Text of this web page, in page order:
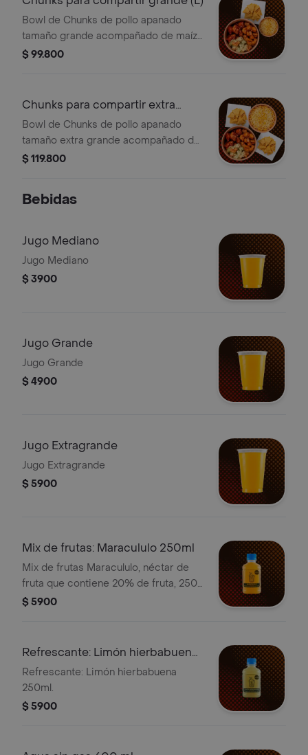
Bowl de Chunks de pollo apanado
tamaño grande acompañado de maíz
dulce con queso y nachos.(Sugerido
$ 99.800
Chunks para compartir extra
grande (XL)
Bowl de Chunks de pollo apanado
tamaño extra grande acompañado de
maíz dulce con queso y nachos.
$ 119.800
Bebidas
Jugo Mediano
Jugo Mediano
$ 3900
Jugo Grande
Jugo Grande
$ 4900
Jugo Extragrande
Jugo Extragrande
$ 5900
Mix de frutas: Maracululo 250ml
Mix de frutas Maracululo, néctar de
fruta que contiene 20% de fruta, 250
ml.
$ 5900
Refrescante: Limón hierbabuena
250ml
Refrescante: Limón hierbabuena
250ml.
$ 5900